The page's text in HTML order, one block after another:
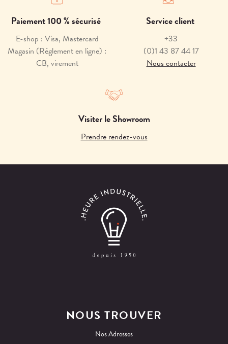
Paiement 100 % sécurisé
E-shop : Visa, Mastercard
Magasin (Règlement en ligne) :
CB, virement
Service client
+33
(0)1 43 87 44 17
Nous contacter
Visiter le Showroom
Prendre rendez-vous
NOUS TROUVER
Nos Adresses